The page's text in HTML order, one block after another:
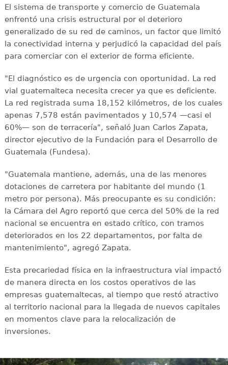
El sistema de transporte y comercio de Guatemala
enfrentó una crisis estructural por el deterioro
generalizado de su red de caminos, un factor que limitó
la conectividad interna y perjudicó la capacidad del país
para comerciar con el exterior de forma eficiente.
"El diagnóstico es de urgencia con oportunidad. La red
vial guatemalteca necesita crecer ya que es deficiente.
La red registrada suma 18,152 kilómetros, de los cuales
apenas 7,578 están pavimentados y 10,574 —casi el
60%— son de terracería", señaló Juan Carlos Zapata,
director ejecutivo de la Fundación para el Desarrollo de
Guatemala (Fundesa).
"Guatemala mantiene, además, una de las menores
dotaciones de carretera por habitante del mundo (1
metro por persona). Más preocupante es su condición:
la Cámara del Agro reportó que cerca del 50% de la red
nacional se encuentra en estado crítico, con tramos
deteriorados en los 22 departamentos, por falta de
mantenimiento", agregó Zapata.
Esta precariedad física en la infraestructura vial impactó
de manera directa en los costos operativos de las
empresas guatemaltecas, al tiempo que restó atractivo
al territorio nacional para la llegada de nuevos capitales
en momentos clave para la relocalización de
inversiones.